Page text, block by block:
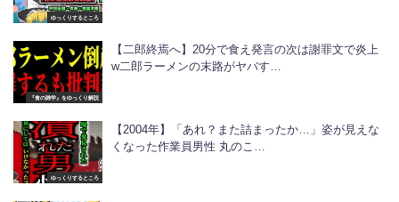
ゆっくりするところ
『食の雑学』をゆっくり解説
【二郎終焉へ】20分で食え発言の次は謝罪文で炎上
w二郎ラーメンの末路がヤバす…
ゆっくりするところ
【2004年】「あれ？また詰まったか…」姿が見えな
くなった作業員男性 丸のこ…